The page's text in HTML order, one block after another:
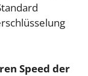
Speed der